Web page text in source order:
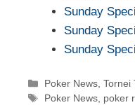
Sunday
Sunday
Sunday
Categorie
Poker News,Tornei
Tag
Poker News, poker